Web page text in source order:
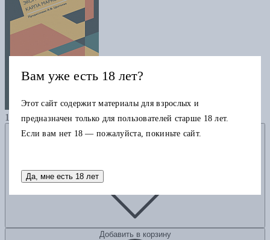
Экономическое учение Карла Маркса
1200
Добавить в избранное
Добавить в корзину
Вам уже есть 18 лет?
Этот сайт содержит материалы для взрослых и
предназначен только для пользователей старше 18 лет.
Если вам нет 18 — пожалуйста, покиньте сайт.
Да, мне есть 18 лет